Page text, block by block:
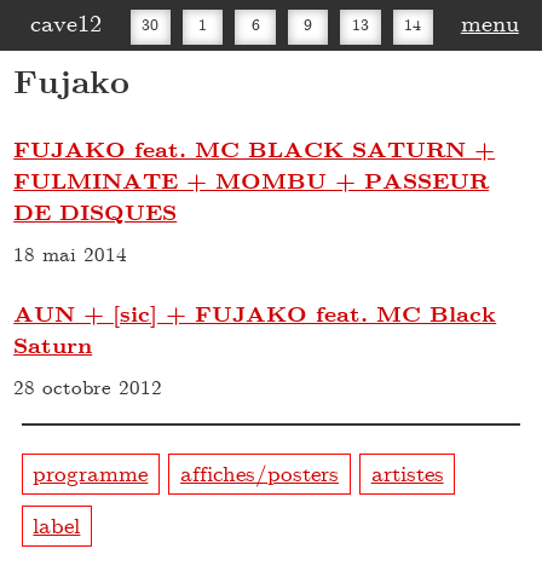
cave12 30 1 6 9 13 14 menu
Fujako
FUJAKO feat. MC BLACK SATURN +
FULMINATE + MOMBU + PASSEUR
DE DISQUES
18 mai 2014
AUN + [sic] + FUJAKO feat. MC Black
Saturn
28 octobre 2012
programme affiches/posters
artistes
label